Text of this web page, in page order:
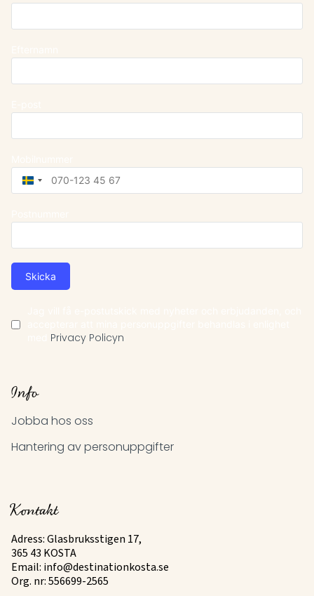
Sweden
+46
Skicka
Privacy Policyn
Info
Jobba hos oss
Hantering av personuppgifter
Kontakt
Adress: Glasbruksstigen 17,
365 43 KOSTA
Email: info@destinationkosta.se
Org. nr: 556699-2565